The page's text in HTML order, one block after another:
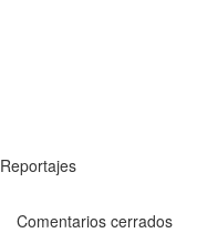
Reportajes
Comentarios cerrados